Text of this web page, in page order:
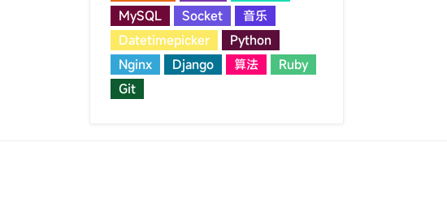
MySQL
Socket
音乐
Datetimepicker
Python
Nginx
Django 算法
Ruby
Git